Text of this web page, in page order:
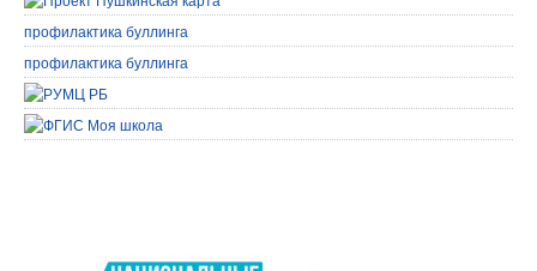
профилактика буллинга
профилактика буллинга